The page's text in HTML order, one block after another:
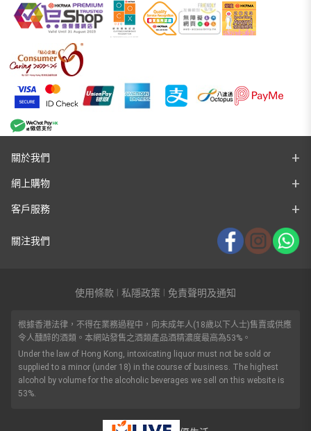
關於我們
網上購物
客戶服務
關注我們
使用條款 私隱政策 免責聲明及通知
根據香港法律，不得在業務過程中，向未成年人(18歲以下人士)售賣或供應
令人醺醉的酒類。本網站發售之酒類產品酒精濃度最高為53%。
Under the law of Hong Kong, intoxicating liquor must not be sold or
supplied to a minor (under 18) in the course of business. The highest
alcohol by volume for the alcoholic beverages we sell on this website is
53%.